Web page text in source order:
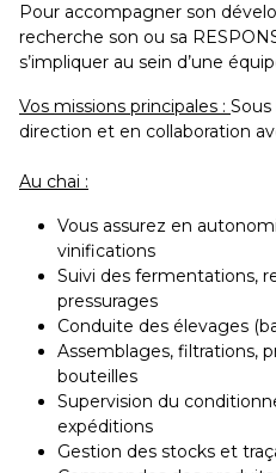
Pour accompagner son
recherche son ou sa
s’impliquer au sein d’une
Vos missions principales : Sous
direction et en collaboration
Au chai :
Vous assurez en
vinifications
Suivi des fermentations,
pressurages
Conduite des élevages
Assemblages, filtrations,
bouteilles
Supervision du
expéditions
Gestion des stocks et